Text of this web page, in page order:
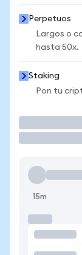
Perpetuos
Largos o
hasta 50x.
Staking
Pon tu
15m